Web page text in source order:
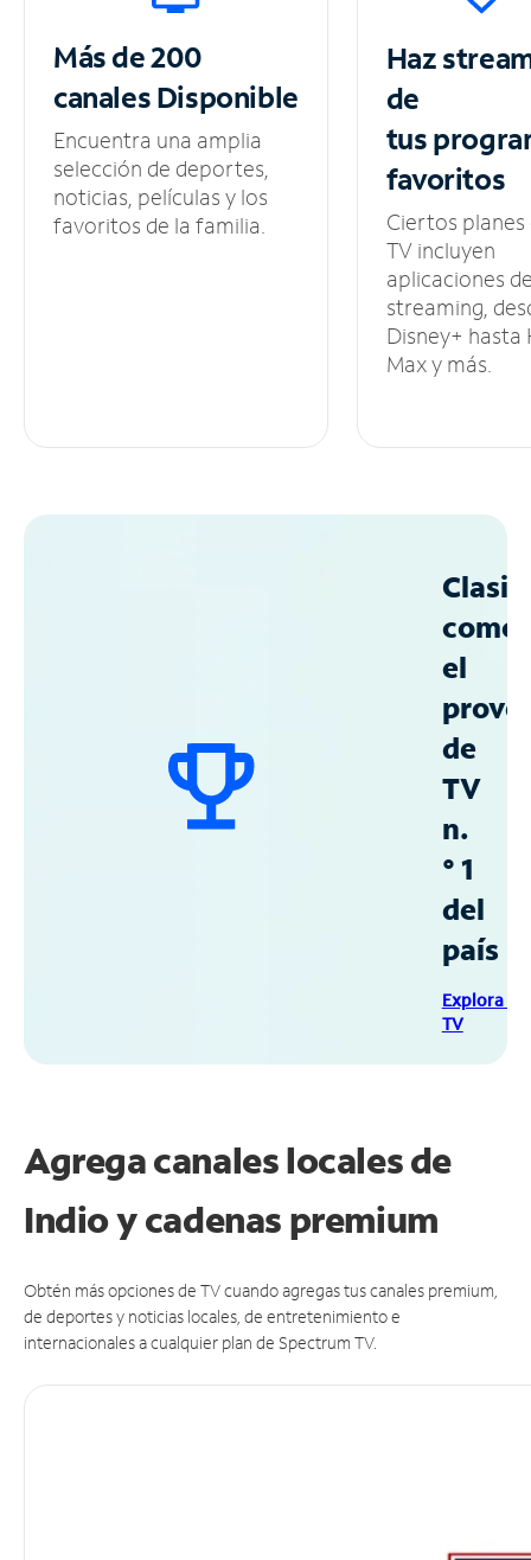
Más de 200
canalesDisponible
Encuentra una amplia
selección de deportes,
noticias, películas y los
favoritos de la familia.
Haz
de
tus
favoritos
Ciertos planes
TV incluyen
aplicaciones
streaming,
Disney+ hasta
Max y más.
como
el
de
TV
n.
° 1
del
país
Explora
TV
Agrega canales locales de
Indio y cadenas premium
Obtén más opciones de TV cuando agregas tus canales premium,
de deportes y noticias locales, de entretenimiento e
internacionales a cualquier plan de Spectrum TV.